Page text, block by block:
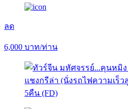
ลด
6,000 บาท/ท่าน